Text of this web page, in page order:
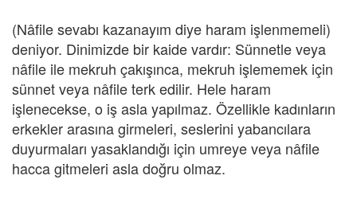
(Nâfile sevabı kazanayım diye haram işlenmemeli)
deniyor. Dinimizde bir kaide vardır: Sünnetle veya
nâfile ile mekruh çakışınca, mekruh işlememek için
sünnet veya nâfile terk edilir. Hele haram
işlenecekse, o iş asla yapılmaz. Özellikle kadınların
erkekler arasına girmeleri, seslerini yabancılara
duyurmaları yasaklandığı için umreye veya nâfile
hacca gitmeleri asla doğru olmaz.